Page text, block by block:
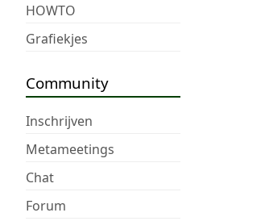
HOWTO
Grafiekjes
Community
Inschrijven
Metameetings
Chat
Forum